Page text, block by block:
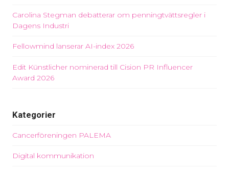
Carolina Stegman debatterar om penningtvättsregler i
Dagens Industri
Fellowmind lanserar AI-index 2026
Edit Künstlicher nominerad till Cision PR Influencer
Award 2026
Kategorier
Cancerföreningen PALEMA
Digital kommunikation